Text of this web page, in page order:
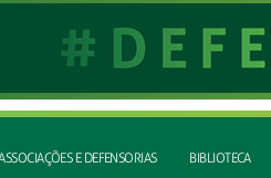
E DEFENSORIAS
BIBLIOTECA